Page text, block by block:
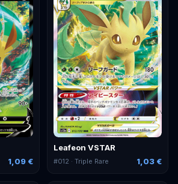
1,09 €
Leafeon VSTAR
#012 · Triple Rare 1,03 €